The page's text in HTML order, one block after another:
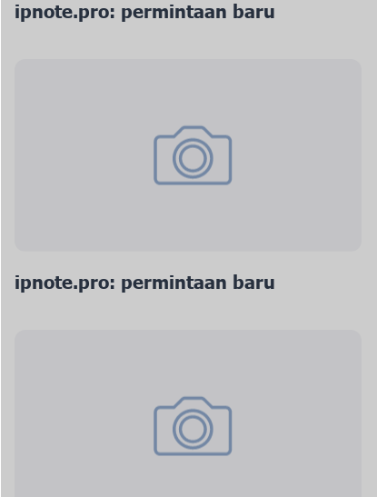
ipnote.pro: permintaan baru
ipnote.pro: permintaan baru